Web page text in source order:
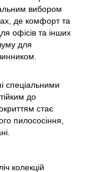
вибором
де комфорт та
офісів та інших
для
спеціальними
до
стає
пилососіння,
колекцій